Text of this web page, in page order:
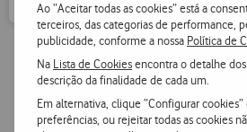
Ao “Aceitar todas as cookies” está a
terceiros, das categorias de performance,
publicidade, conforme a nossa Política de
Na Lista de Cookiesencontra o detalhe
descrição da finalidade de cada um.
Em alternativa, clique “Configurar
preferências, ou rejeitar todas as cookies
Em